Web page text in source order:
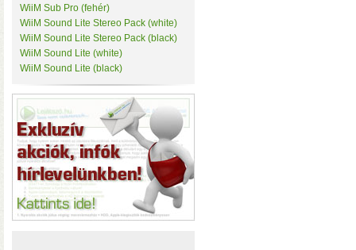
UPS Power
Vision Security
WD
WiiM
Y-Cam
Z-Wave.Me
Zipato
WiiM Sub Pro (fehér)
WiiM Sound Lite Stereo Pack (white)
WiiM Sound Lite Stereo Pack (black)
WiiM Sound Lite (white)
WiiM Sound Lite (black)